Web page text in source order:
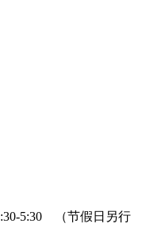
5:30 （节假日另行